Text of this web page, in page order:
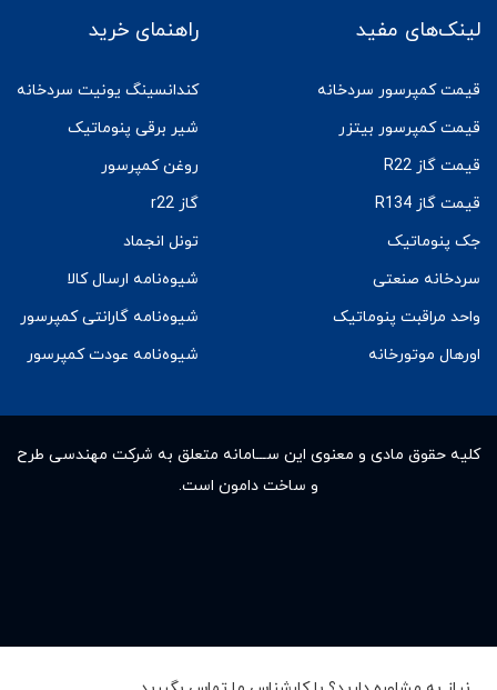
لینک‌های مفید
قیمت کمپرسور سردخانه
قیمت کمپرسور بیتزر
قیمت گاز R22
قیمت گاز R134
جک پنوماتیک
سردخانه صنعتی
واحد مراقبت پنوماتیک
اورهال موتورخانه
راهنمای خرید
کندانسینگ یونیت سردخانه
شیر برقی پنوماتیک
روغن کمپرسور
گاز r22
تونل انجماد
شیوه‌نامه ارسال کالا
شیوه‌نامه گارانتی کمپرسور
شیوه‌نامه عودت کمپرسور
کلیه حقوق مادى و معنوى این ســـامانه متعلق به شرکت مهندسی طرح
و ساخت دامون است.